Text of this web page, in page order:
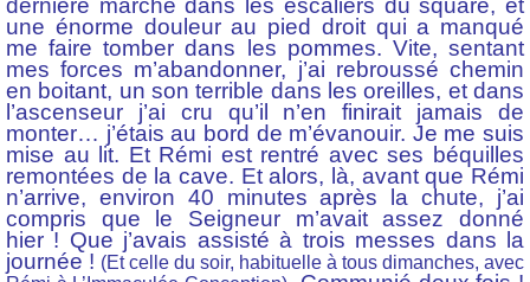
dernière marche dans les escaliers du square, et
une énorme douleur au pied droit qui a manqué
me faire tomber dans les pommes. Vite, sentant
mes forces m’abandonner, j’ai rebroussé chemin
en boitant, un son terrible dans les oreilles, et dans
l’ascenseur j’ai cru qu’il n’en finirait jamais de
monter… j’étais au bord de m’évanouir. Je me suis
mise au lit. Et Rémi est rentré avec ses béquilles
remontées de la cave. Et alors, là, avant que Rémi
n’arrive, environ 40 minutes après la chute, j’ai
compris que le Seigneur m’avait assez donné
hier ! Que j’avais assisté à trois messes dans la
journée ! (Et celle du soir, habituelle à tous dimanches, avec